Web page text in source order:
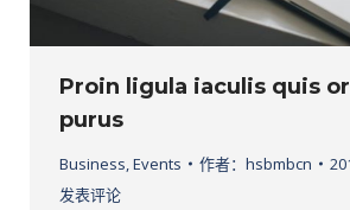
Proin ligula iaculis quis
purus
Business,Events 作者： hsbmbcn
发表评论